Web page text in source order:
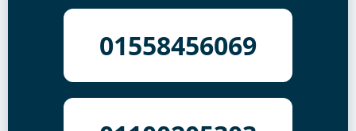
01558456069